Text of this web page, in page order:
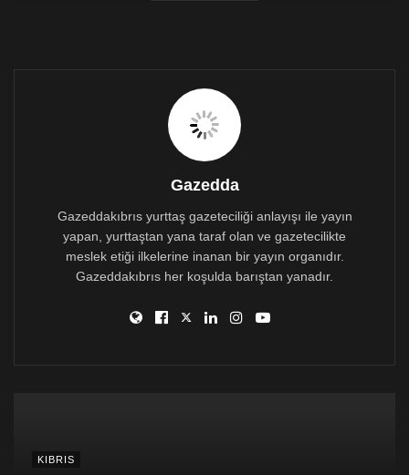
Diğer yandan, yasa yapma yetkisi olan milletvekillerinin
konuyla ilgili sessizliklerini sürümesi ise dikkat çekiyor.
Olayın üzerinden 3 gün geçmesine rağmen, hiçbir
siyasi parti lideri; konuyla ilgili herhangi bir açıklamada
Gazedda
Gazeddakıbrıs yurttaş gazeteciliği anlayışı ile yayın
yapan, yurttaştan yana taraf olan ve gazetecilikte
meslek etiği ilkelerine inanan bir yayın organıdır.
Gazeddakıbrıs her koşulda barıştan yanadır.
KIBRIS